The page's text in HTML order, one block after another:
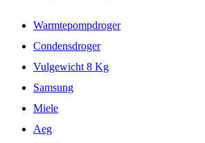
Warmtepompdroger
Condensdroger
Vulgewicht 8 Kg
Samsung
Miele
Aeg